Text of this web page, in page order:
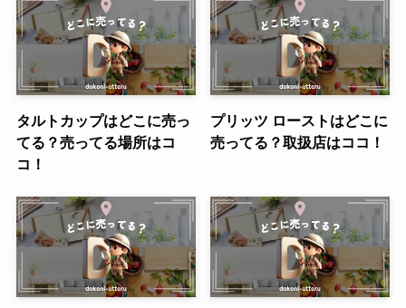
タルトカップはどこに売っ
てる？売ってる場所はコ
コ！
プリッツ ローストはどこに
売ってる？取扱店はココ！